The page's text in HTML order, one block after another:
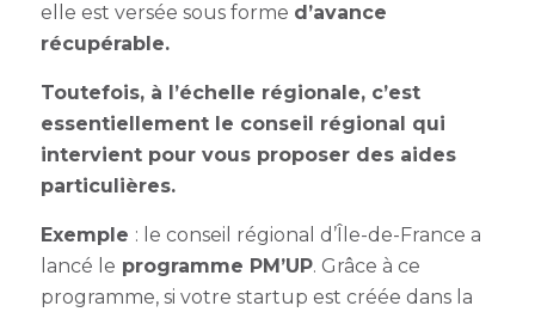
elle est versée sous forme d’avance
récupérable.
Toutefois, à l’échelle régionale, c’est
essentiellement le conseil régional qui
intervient pour vous proposer des aides
particulières.
Exemple : le conseil régional d’Île-de-France a
lancé le programme PM’UP. Grâce à ce
programme, si votre startup est créée dans la